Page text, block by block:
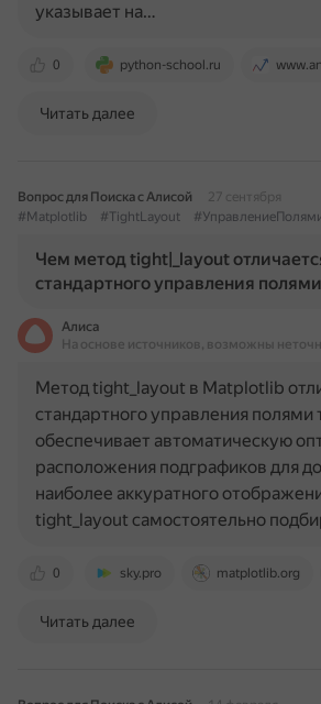
0 python-school.ru
указывает на…
Читать далее
Вопрос для Поиска с Алисой
27 сентября
#Matplotlib
#TightLayout
Чем метод tight|_layout
стандартного управления
Алиса
На основе источников, возможны
0 sky.pro matplotlib.org
Метод tight_layout в Matplotlib
стандартного управления полями
обеспечивает автоматическую
расположения подграфиков для
наиболее аккуратного
tight_layout самостоятельно
Читать далее